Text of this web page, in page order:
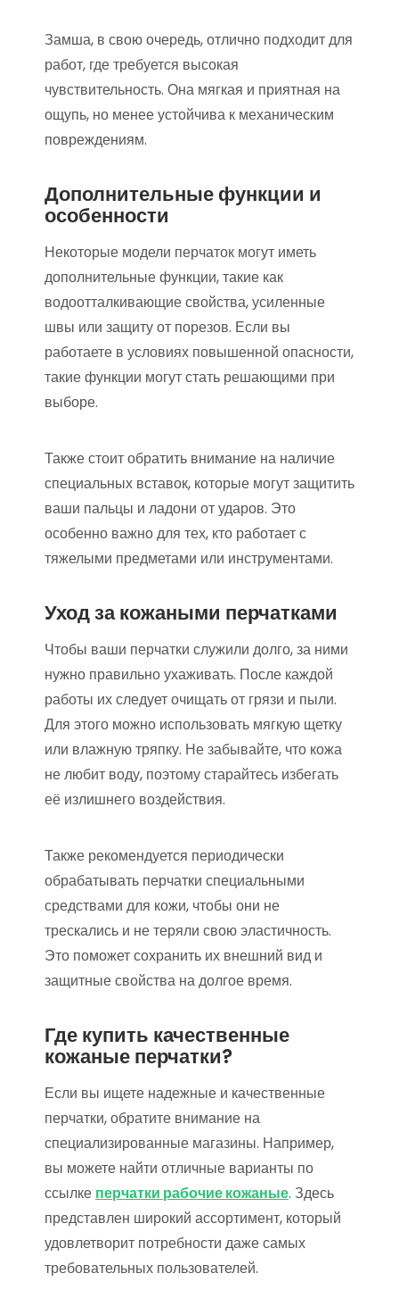
Замша, в свою очередь, отлично подходит для
работ, где требуется высокая
чувствительность. Она мягкая и приятная на
ощупь, но менее устойчива к механическим
повреждениям.
Дополнительные функции и
особенности
Некоторые модели перчаток могут иметь
дополнительные функции, такие как
водоотталкивающие свойства, усиленные
швы или защиту от порезов. Если вы
работаете в условиях повышенной опасности,
такие функции могут стать решающими при
выборе.
Также стоит обратить внимание на наличие
специальных вставок, которые могут защитить
ваши пальцы и ладони от ударов. Это
особенно важно для тех, кто работает с
тяжелыми предметами или инструментами.
Уход за кожаными перчатками
Чтобы ваши перчатки служили долго, за ними
нужно правильно ухаживать. После каждой
работы их следует очищать от грязи и пыли.
Для этого можно использовать мягкую щетку
или влажную тряпку. Не забывайте, что кожа
не любит воду, поэтому старайтесь избегать
её излишнего воздействия.
Также рекомендуется периодически
обрабатывать перчатки специальными
средствами для кожи, чтобы они не
трескались и не теряли свою эластичность.
Это поможет сохранить их внешний вид и
защитные свойства на долгое время.
Где купить качественные
кожаные перчатки?
Если вы ищете надежные и качественные
перчатки, обратите внимание на
специализированные магазины. Например,
вы можете найти отличные варианты по
ссылке перчатки рабочие кожаные. Здесь
представлен широкий ассортимент, который
удовлетворит потребности даже самых
требовательных пользователей.